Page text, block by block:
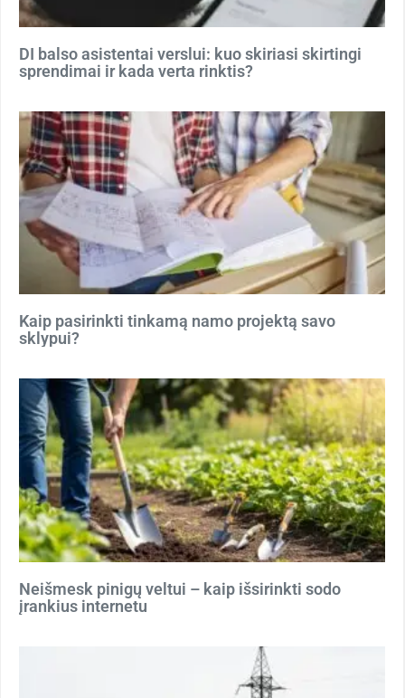
DI balso asistentai verslui: kuo skiriasi skirtingi
sprendimai ir kada verta rinktis?
Kaip pasirinkti tinkamą namo projektą savo
sklypui?
Neišmesk pinigų veltui – kaip išsirinkti sodo
įrankius internetu